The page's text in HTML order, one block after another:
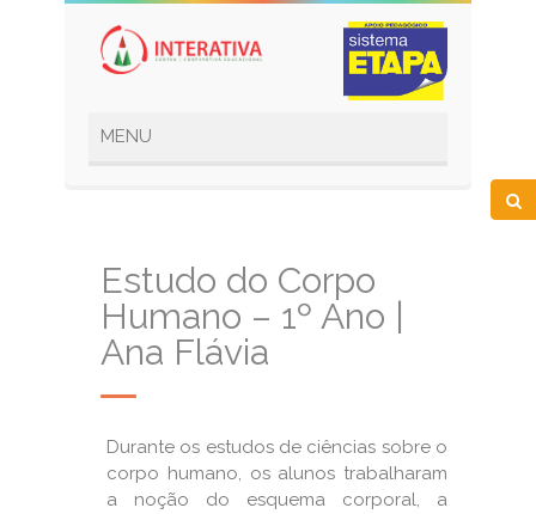
Estudo do Corpo
Humano – 1º Ano |
Ana Flávia
Durante os estudos de ciências sobre o
corpo humano, os alunos trabalharam
a noção do esquema corporal, a